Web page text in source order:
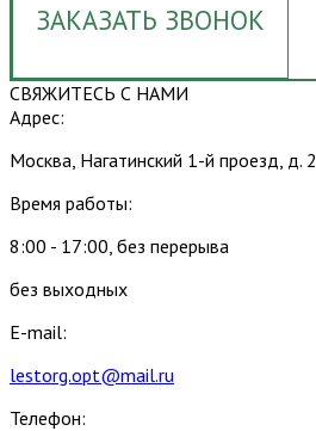
ЗАКАЗАТЬ ЗВОНОК
СВЯЖИТЕСЬ С НАМИ
Адрес:
Москва, Нагатинский 1-й проезд, д. 2
Время работы:
8:00 - 17:00, без перерыва
без выходных
E-mail:
lestorg.opt@mail.ru
Телефон: